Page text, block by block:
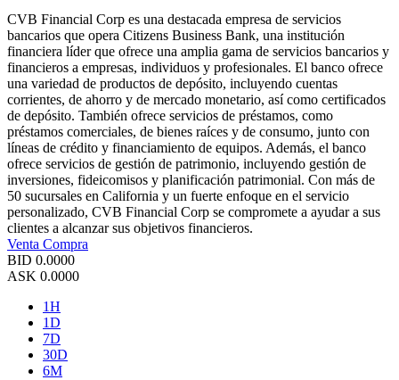
CVB Financial Corp es una destacada empresa de servicios
bancarios que opera Citizens Business Bank, una institución
financiera líder que ofrece una amplia gama de servicios bancarios y
financieros a empresas, individuos y profesionales. El banco ofrece
una variedad de productos de depósito, incluyendo cuentas
corrientes, de ahorro y de mercado monetario, así como certificados
de depósito. También ofrece servicios de préstamos, como
préstamos comerciales, de bienes raíces y de consumo, junto con
líneas de crédito y financiamiento de equipos. Además, el banco
ofrece servicios de gestión de patrimonio, incluyendo gestión de
inversiones, fideicomisos y planificación patrimonial. Con más de
50 sucursales en California y un fuerte enfoque en el servicio
personalizado, CVB Financial Corp se compromete a ayudar a sus
clientes a alcanzar sus objetivos financieros.
Venta Compra
BID 0.0000
ASK 0.0000
1H
1D
7D
30D
6M